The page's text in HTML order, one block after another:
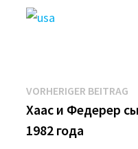
Beitrags-
Navigation
VORHERIGER BEITRAG
Хаас и Федерер
1982 года